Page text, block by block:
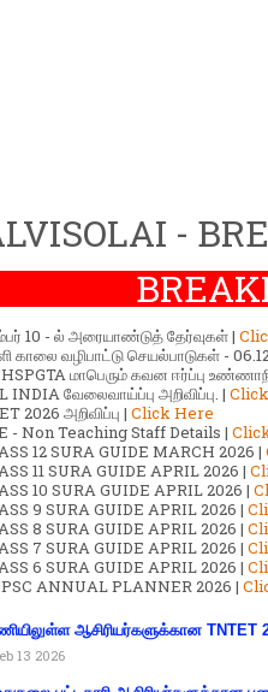
-
10 - ல் அரையாண்டுத் தேர்வுகள் |
காலை வழிபாட்டு செயல்பாடுகள் -
மாபெரும் கவன ஈர்ப்பு
INDIA வேலைவாய்ப்பு அறிவிப்பு. |
2026 அறிவிப்பு | Click Here
- Non Teaching Staff Details |
12 SURA GUIDE MARCH 2026 |
11 SURA GUIDE APRIL 2026 |
10 SURA GUIDE APRIL 2026 |
9 SURA GUIDE APRIL 2026 |
8 SURA GUIDE APRIL 2026 |
7 SURA GUIDE APRIL 2026 |
6 SURA GUIDE APRIL 2026 |
ANNUAL PLANNER 2026 |
ஆசிரியர்களுக்கான TNTET
13 2026